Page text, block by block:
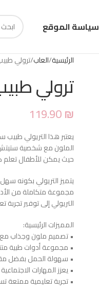
سياسة الموقع
الرئيسية العاب ترولي
ترولي
119.90₪
يعتبر هذا التريولي طبيب
الملون مع شخصية ستيتش
حيث يمكن للأطفال تعلم
يتميز التريولي بكونه
مجموعة متكاملة من
التريولي إلى توفير
المميزات الرئيسية:
• تصميم ملون وجذاب
• مجموعة أدوات طبية
• سهولة الحمل بفضل
• يعزز المهارات
• تجربة تعليمية ممتعة